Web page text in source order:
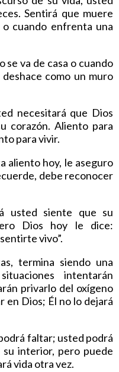
Sentirá que muere
cuando enfrenta una
se va de casa o cuando
como un muro
necesitará que Dios
corazón. Aliento para
para vivir.
aliento hoy, le aseguro
debe reconocer
usted siente que su
Dios hoy le dice:
vivo”.
termina siendo una
intentarán
privarlo del oxígeno
en Dios; Él no lo dejará
faltar; usted podrá
interior, pero puede
vida otra vez.